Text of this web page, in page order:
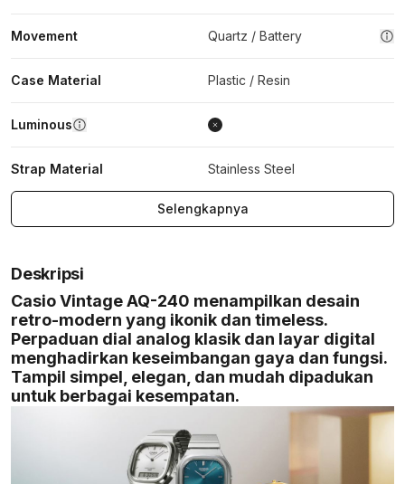
Movement Quartz / Battery
Case Material Plastic / Resin
Luminous
Strap Material Stainless Steel
Selengkapnya
Deskripsi
Casio Vintage AQ-240 menampilkan desain
retro-modern yang ikonik dan timeless.
Perpaduan dial analog klasik dan layar digital
menghadirkan keseimbangan gaya dan fungsi.
Tampil simpel, elegan, dan mudah dipadukan
untuk berbagai kesempatan.